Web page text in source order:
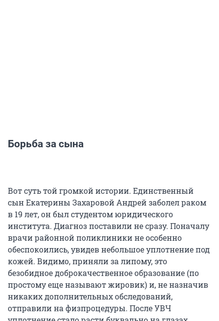
Борьба за сына
Вот суть той громкой истории. Единственный
сын Екатерины Захаровой Андрей заболел раком
в 19 лет, он был студентом юридического
института. Диагноз поставили не сразу. Поначалу
врачи районной поликлиники не особенно
обеспокоились, увидев небольшое уплотнение под
кожей. Видимо, приняли за липому, это
безобидное доброкачественное образование (по
простому еще называют жировик) и, не назначив
никаких дополнительных обследований,
отправили на физпроцедуры. После УВЧ